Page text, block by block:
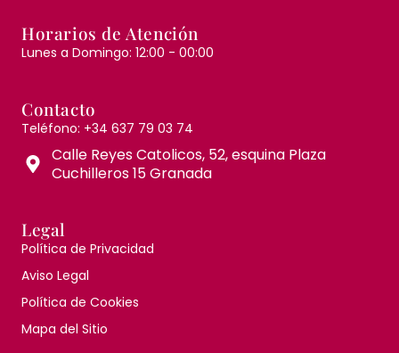
Horarios de Atención
Lunes a Domingo: 12:00 - 00:00
Contacto
Teléfono: +34 637 79 03 74
Calle Reyes Catolicos, 52, esquina Plaza
Cuchilleros 15 Granada
Legal
Política de Privacidad
Aviso Legal
Política de Cookies
Mapa del Sitio